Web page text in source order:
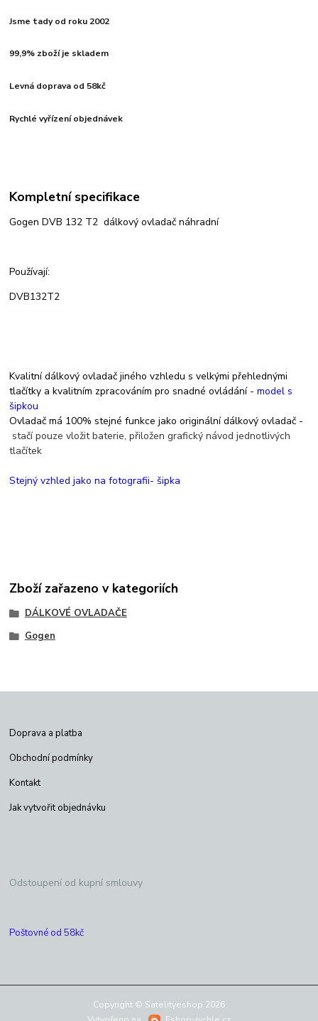
Jsme tady od roku 2002
99,9% zboží je skladem
Levná doprava od 58kč
Rychlé vyřízení objednávek
Kompletní specifikace
Gogen DVB 132 T2 dálkový ovladač náhradní
Používají:
DVB132T2
Kvalitní dálkový ovladač jiného vzhledu s velkými přehlednými
tlačítky a kvalitním zpracováním pro snadné ovládání- model s
šipkou
Ovladač má 100% stejné funkce jako originální dálkový ovladač -
stačí pouze vložit baterie, přiložen grafický návod jednotlivých
tlačítek
Stejný vzhled jako na fotografii- šipka
Zboží zařazeno v kategoriích
DÁLKOVÉ OVLADAČE
Gogen
Doprava a platba
Obchodní podmínky
Kontakt
Jak vytvořit objednávku
Odstoupení od kupní smlouvy
Poštovné od 58kč
Copyright © Satelityeshop 2026